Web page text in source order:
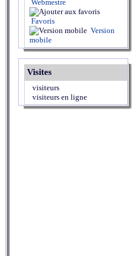
Webmestre
Favoris
Version
mobile
Visites
visiteurs
visiteurs en ligne